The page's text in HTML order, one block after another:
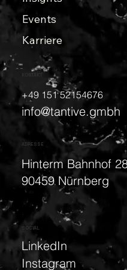
Events
Karriere
+49 151 52154676
info@tantive.gmbh
ADRESSE
Hinterm Bahnhof
90459 Nürnberg
SOCIAL
LinkedIn
Instagram